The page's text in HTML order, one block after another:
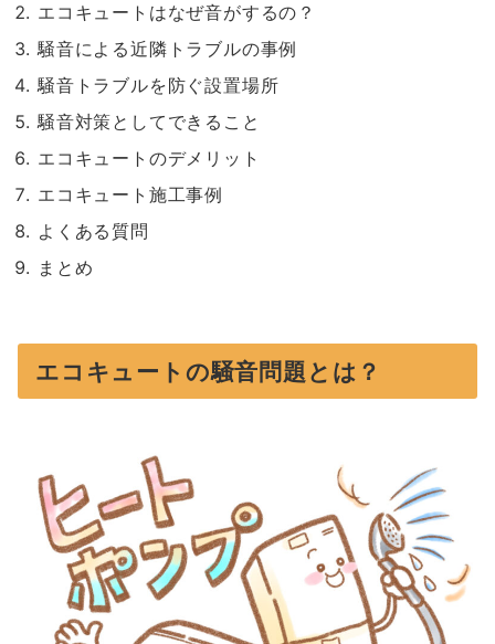
エコキュートはなぜ音がするの？
騒音による近隣トラブルの事例
騒音トラブルを防ぐ設置場所
騒音対策としてできること
エコキュートのデメリット
エコキュート施工事例
よくある質問
まとめ
エコキュートの騒音問題とは？